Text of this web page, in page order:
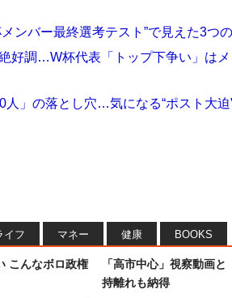
ンバー最終選考テスト”で見えた3つ
好調…W杯代表「トップ下争い」は
人」の落とし穴…気になる“ポスト大
イフ マネー 健康 BOOKS
こんなボロ政権
「高市中心」視察動画
持離れも納得